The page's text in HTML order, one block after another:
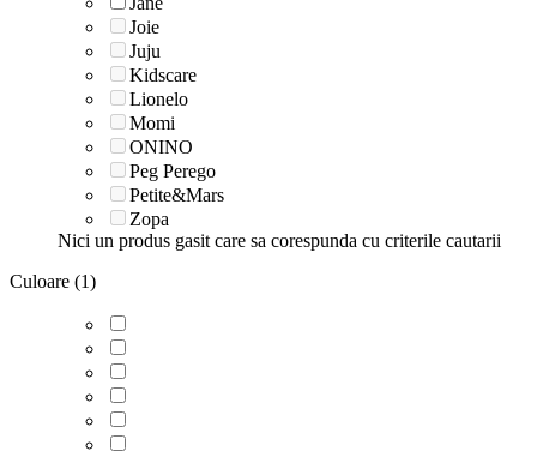
Joie
Juju
Kidscare
Lionelo
Momi
ONINO
Peg Perego
Petite&Mars
Zopa
Nici un produs gasit care sa corespunda cu criterile cautarii
Culoare (1)